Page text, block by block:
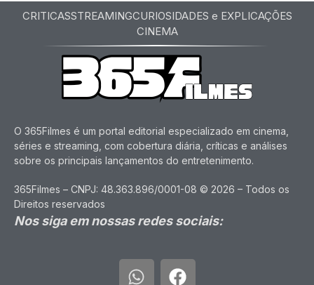
CRITICASSTREAMINGCURIOSIDADES e EXPLICAÇÕES
CINEMA
O 365Filmes é um portal editorial especializado em cinema,
séries e streaming, com cobertura diária, críticas e análises
sobre os principais lançamentos do entretenimento.
365Filmes – CNPJ: 48.363.896/0001-08 © 2026 – Todos os
Direitos reservados
Nos siga em nossas redes sociais: